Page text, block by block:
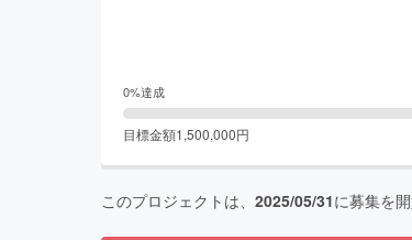
0%達成
目標金額1,500,000円
このプロジェクトは、 2025/05/31に募集を開